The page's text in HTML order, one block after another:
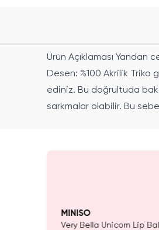
Ürün Açıklaması Yandan
Desen: %100 Akrilik
ediniz. Bu doğrultuda
sarkmalar olabilir. Bu
MINISO
Very Bella Unicorn Lip